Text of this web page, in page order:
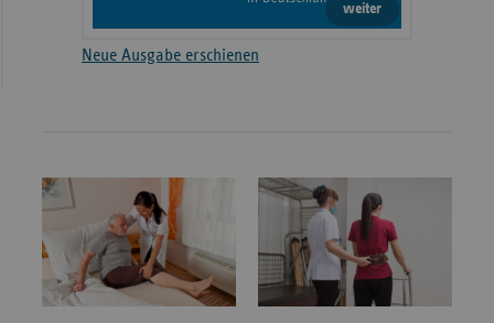
weiter
Neue Ausgabe erschienen